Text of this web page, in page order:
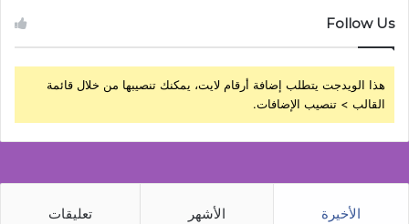
Follow Us
هذا الويدجت يتطلب إضافة أرقام لايت، يمكنك تنصيبها من خلال قائمة
القالب > تنصيب الإضافات.
الأخيرة الأشهر تعليقات